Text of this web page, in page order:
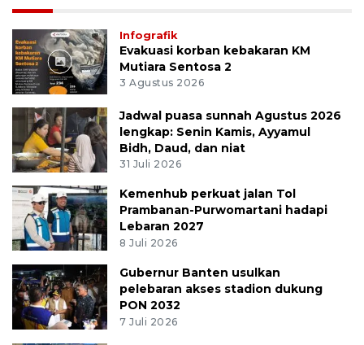
Infografik
Evakuasi korban kebakaran KM
Mutiara Sentosa 2
3 Agustus 2026
Jadwal puasa sunnah Agustus 2026
lengkap: Senin Kamis, Ayyamul
Bidh, Daud, dan niat
31 Juli 2026
Kemenhub perkuat jalan Tol
Prambanan-Purwomartani hadapi
Lebaran 2027
8 Juli 2026
Gubernur Banten usulkan
pelebaran akses stadion dukung
PON 2032
7 Juli 2026